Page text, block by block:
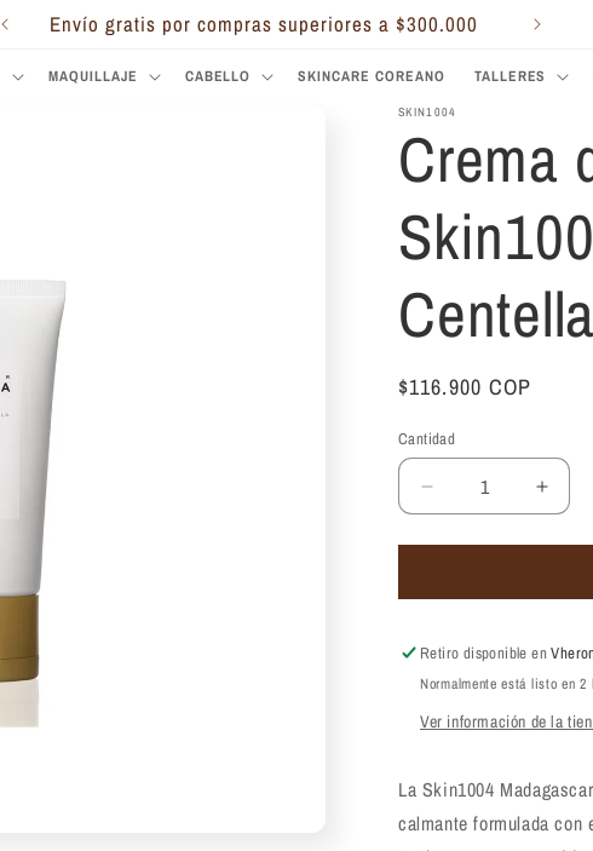
Envío gratis por compras superiores a $300.000
MAQUILLAJE CABELLO SKINCARE COREANO TALLERES
SKIN1004
Crema
Precio
$116.900 COP
Cantidad
Reducir
cantidad
para
de
–
Skin1004
Centella
75
ml
para
de
–
ml
Retiro disponible en
Normalmente está listo en 2
Ver información de la
La Skin1004
calmante formulada